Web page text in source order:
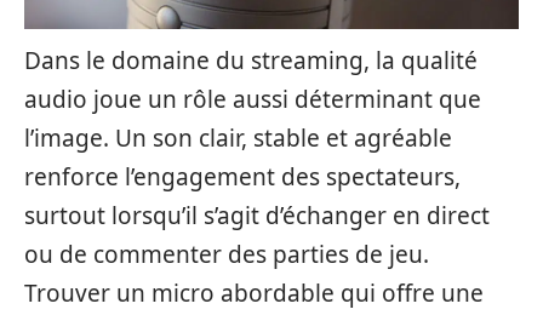
Dans le domaine du streaming, la qualité
audio joue un rôle aussi déterminant que
l’image. Un son clair, stable et agréable
renforce l’engagement des spectateurs,
surtout lorsqu’il s’agit d’échanger en direct
ou de commenter des parties de jeu.
Trouver un micro abordable qui offre une